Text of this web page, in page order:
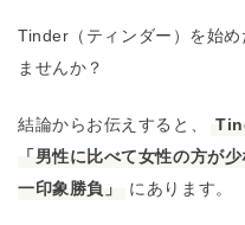
Tinder（ティンダー）を始
ませんか？
結論からお伝えすると、
「男性に比べて女性の方が
一印象勝負」
にあります。